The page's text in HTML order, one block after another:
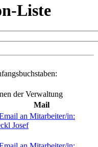
Liste
der Verwaltung
Mail